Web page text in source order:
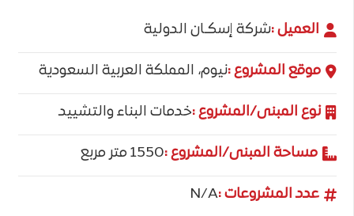
العميل :شركة إسكـان الدولية
موقع المشروع :نيوم، المملكة العربية السعودية
نوع المبنى/المشروع :خدمات البناء والتشييد
مساحة المبنى/المشروع :1550 متر مربع
عدد المشروعات :N/A